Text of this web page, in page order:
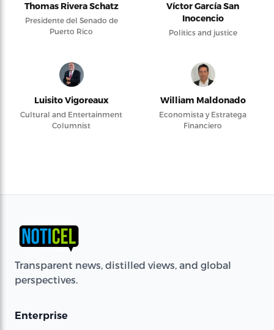
Thomas Rivera Schatz
Presidente del Senado de
Puerto Rico
Víctor García San
Inocencio
Politics and justice
Luisito Vigoreaux
Cultural and Entertainment
Columnist
William Maldonado
Economista y Estratega
Financiero
Transparent news, distilled views, and global
perspectives.
Enterprise